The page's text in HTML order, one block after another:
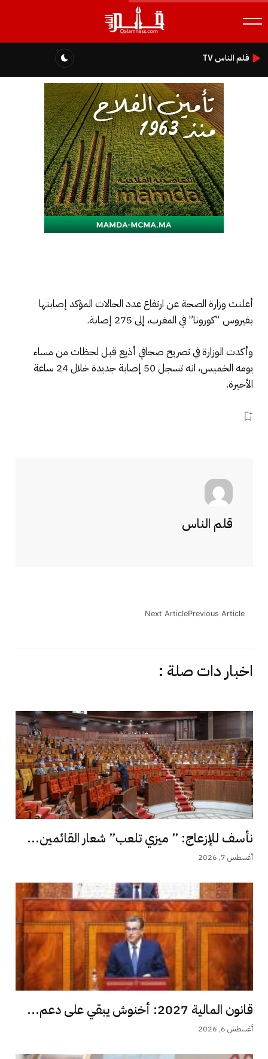
قلم الناس TV
أعلنت وزارة الصحة عن ارتفاع عدد الحالات المؤكد إصابتها
بفيروس “كورونا” في المغرب، إلى 275 إصابة.
وأكدت الوزارة في تصريح صحافي أذيع قبل لحظات من مساء
يومه الخميس، انه تسجل 50 إصابة جديدة خلال 24 ساعة
الأخيرة.
قلم الناس
Previous Article
Next Article
اخبار دات صلة :
نأسف للإزعاج: ” ميزي تلعب” شعار القائمين...
أغسطس 7, 2026
قانون المالية 2027: أخنوش يبقي على دعم...
أغسطس 6, 2026